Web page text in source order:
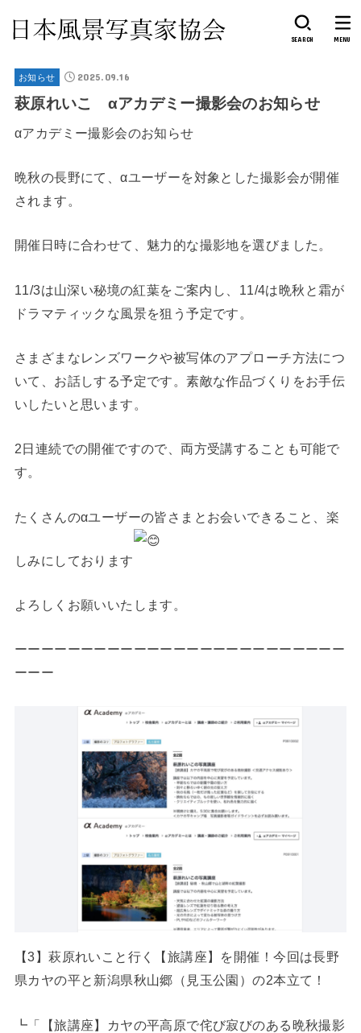
SEARCH MENU
お知らせ 2025.09.16
萩原れいこ αアカデミー撮影会のお知らせ
αアカデミー撮影会のお知らせ
晩秋の長野にて、αユーザーを対象とした撮影会が開催
されます。
開催日時に合わせて、魅力的な撮影地を選びました。
11/3は山深い秘境の紅葉をご案内し、11/4は晩秋と霜が
ドラマティックな風景を狙う予定です。
さまざまなレンズワークや被写体のアプローチ方法につ
いて、お話しする予定です。素敵な作品づくりをお手伝
いしたいと思います。
2日連続での開催ですので、両方受講することも可能で
す。
たくさんのαユーザーの皆さまとお会いできること、楽
しみにしております
よろしくお願いいたします。
ーーーーーーーーーーーーーーーーーーーーーーーーー
ーーー
【3】萩原れいこと行く【旅講座】を開催！今回は長野
県カヤの平と新潟県秋山郷（見玉公園）の2本立て！
┗「【旅講座】カヤの平高原で侘び寂びのある晩秋撮影